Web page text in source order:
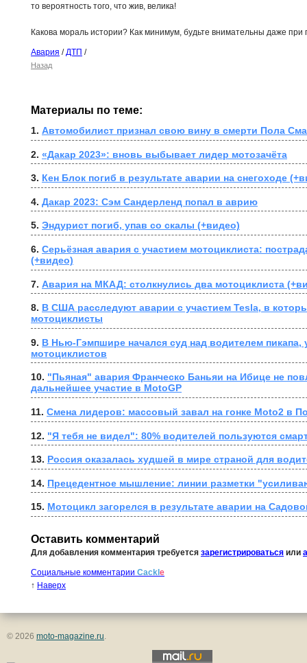
то вероятность того, что жив, велика!
Какова мораль истории? Как минимум, будьте внимательны даже при
Авария /ДТП /
Назад
Материалы по теме:
1. Автомобилист признал свою вину в смерти Пола
2. «Дакар 2023»: вновь выбывает лидер мотозачёта
3. Кен Блок погиб в результате аварии на снегоходе
4. Дакар 2023: Сэм Сандерленд попал в аврию
5. Эндурист погиб, упав со скалы (+видео)
6. Серьёзная авария с участием мотоциклиста:
(+видео)
7. Авария на МКАД: столкнулись два мотоциклиста
8. В США расследуют аварии с участием Tesla, в
мотоциклисты
9. В Нью-Гэмпшире начался суд над водителем
мотоциклистов
10. "Пьяная" авария Франческо Баньяи на Ибице не
дальнейшее участие в MotoGP
11. Смена лидеров: массовый завал на гонке Moto2 в
12. "Я тебя не видел": 80% водителей пользуются
13. Россия оказалась худшей в мире страной для
14. Прецедентное мышление: линии разметки
15. Мотоцикл загорелся в результате аварии на
Оставить комментарий
Для добавления комментария требуется зарегистрироваться или
Социальные комментарии Cackl e
↑ Наверх
© 2026 moto-magazine.ru.